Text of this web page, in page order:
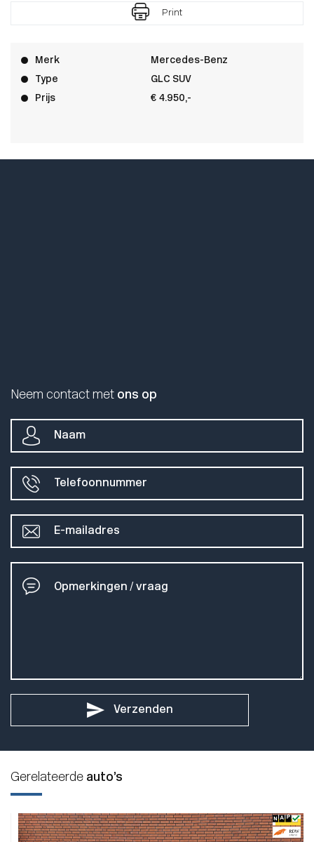
Print
Merk
Mercedes-Benz
Type
GLC SUV
Prijs
€ 4.950,-
Neem contact met ons op
Verzenden
Gerelateerde auto’s